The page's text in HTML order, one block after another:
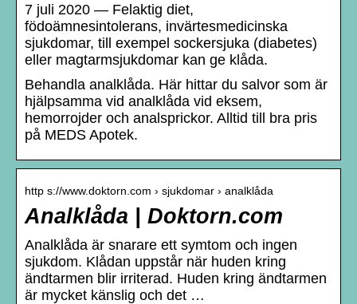
7 juli 2020 — Felaktig diet,
födoämnesintolerans, invärtesmedicinska
sjukdomar, till exempel sockersjuka (diabetes)
eller magtarmsjukdomar kan ge klåda.
Behandla analklåda. Här hittar du salvor som är
hjälpsamma vid analklåda vid eksem,
hemorrojder och analsprickor. Alltid till bra pris
på MEDS Apotek.
http s://www.doktorn.com › sjukdomar › analklåda
Analklåda | Doktorn.com
Analklåda är snarare ett symtom och ingen
sjukdom. Klådan uppstår när huden kring
ändtarmen blir irriterad. Huden kring ändtarmen
är mycket känslig och det …